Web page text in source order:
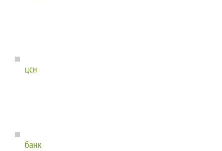
цсн
банк